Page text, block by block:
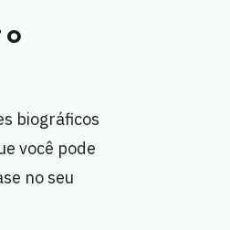
o
biográficos
você pode
no seu